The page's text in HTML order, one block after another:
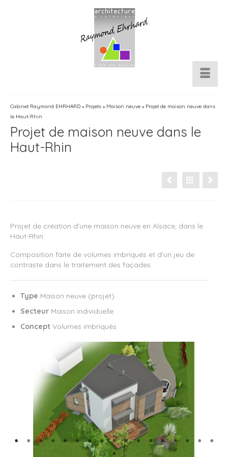
Cabinet Raymond EHRHARD » Projets » Maison neuve » Projet de maison neuve dans
le Haut-Rhin
Projet de maison neuve dans le
Haut-Rhin
Projet de création d’une maison neuve en Alsace, dans le
Haut-Rhin.
Composition faite de volumes imbriqués et d’un jeu de
contraste dans le traitement des façades.
Type Maison neuve (projet)
Secteur Maison individuelle
Concept Volumes imbriqués